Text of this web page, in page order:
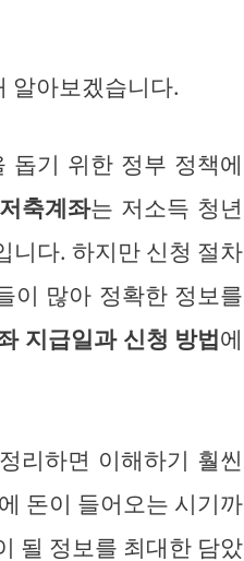
알아보겠습니다.
돕기 위한 정부 정책에
축계좌는 저소득 청년
니다. 하지만 신청 절차
이 많아 정확한 정보를
지급일과 신청 방법에
리하면 이해하기 훨씬
돈이 들어오는 시기까
될 정보를 최대한 담았